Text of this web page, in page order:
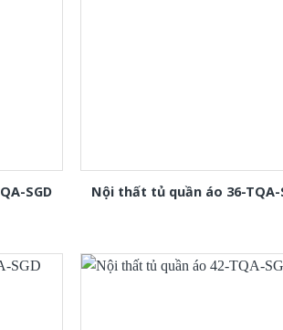
SGD Nội thất tủ quần áo 36-TQA-